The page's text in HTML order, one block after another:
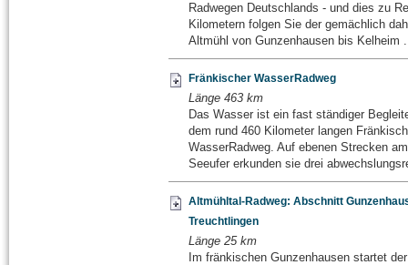
Radwegen Deutschlands - und dies zu
Kilometern folgen Sie der gemächlich
Altmühl von Gunzenhausen bis Kelheim
Fränkischer WasserRadweg
Länge 463 km
Das Wasser ist ein fast ständiger
dem rund 460 Kilometer langen
WasserRadweg. Auf ebenen Strecken
Seeufer erkunden sie drei
Altmühltal-Radweg: Abschnitt
Treuchtlingen
Länge 25 km
Im fränkischen Gunzenhausen startet